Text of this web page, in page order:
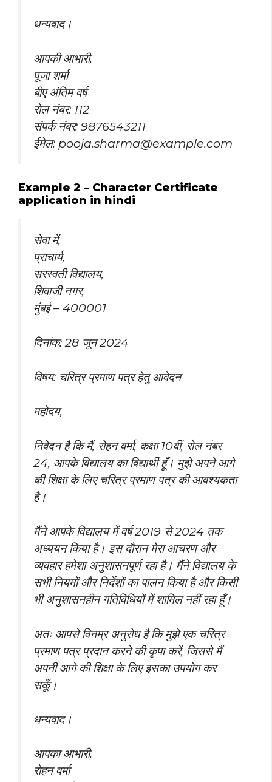
धन्यवाद।
आपकी आभारी,
पूजा शर्मा
बीए अंतिम वर्ष
रोल नंबर: 112
संपर्क नंबर: 9876543211
ईमेल: pooja.sharma@example.com
Example 2 – Character Certificate
application in hindi
सेवा में,
प्राचार्य,
सरस्वती विद्यालय,
शिवाजी नगर,
मुंबई – 400001
दिनांक: 28 जून 2024
विषय: चरित्र प्रमाण पत्र हेतु आवेदन
महोदय,
निवेदन है कि मैं, रोहन वर्मा, कक्षा 10वीं, रोल नंबर
24, आपके विद्यालय का विद्यार्थी हूँ। मुझे अपने आगे
की शिक्षा के लिए चरित्र प्रमाण पत्र की आवश्यकता
है।
मैंने आपके विद्यालय में वर्ष 2019 से 2024 तक
अध्ययन किया है। इस दौरान मेरा आचरण और
व्यवहार हमेशा अनुशासनपूर्ण रहा है। मैंने विद्यालय के
सभी नियमों और निर्देशों का पालन किया है और किसी
भी अनुशासनहीन गतिविधियों में शामिल नहीं रहा हूँ।
अतः आपसे विनम्र अनुरोध है कि मुझे एक चरित्र
प्रमाण पत्र प्रदान करने की कृपा करें, जिससे मैं
अपनी आगे की शिक्षा के लिए इसका उपयोग कर
सकूँ।
धन्यवाद।
आपका आभारी,
रोहन वर्मा